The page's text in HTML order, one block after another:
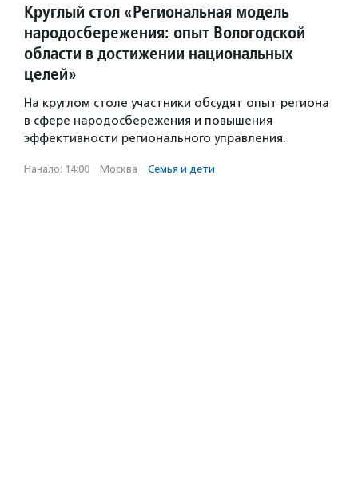
Круглый стол «Региональная модель
народосбережения: опыт Вологодской
области в достижении национальных
целей»
На круглом столе участники обсудят опыт региона
в сфере народосбережения и повышения
эффективности регионального управления.
Начало: 14:00 · Москва · Семья и дети